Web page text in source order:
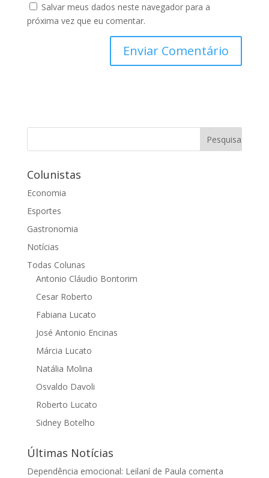
Salvar meus dados neste navegador para a
próxima vez que eu comentar.
Colunistas
Economia
Esportes
Gastronomia
Notícias
Todas Colunas
Antonio Cláudio Bontorim
Cesar Roberto
Fabiana Lucato
José Antonio Encinas
Márcia Lucato
Natália Molina
Osvaldo Davoli
Roberto Lucato
Sidney Botelho
Últimas Notícias
Dependência emocional: Leilaní de Paula comenta